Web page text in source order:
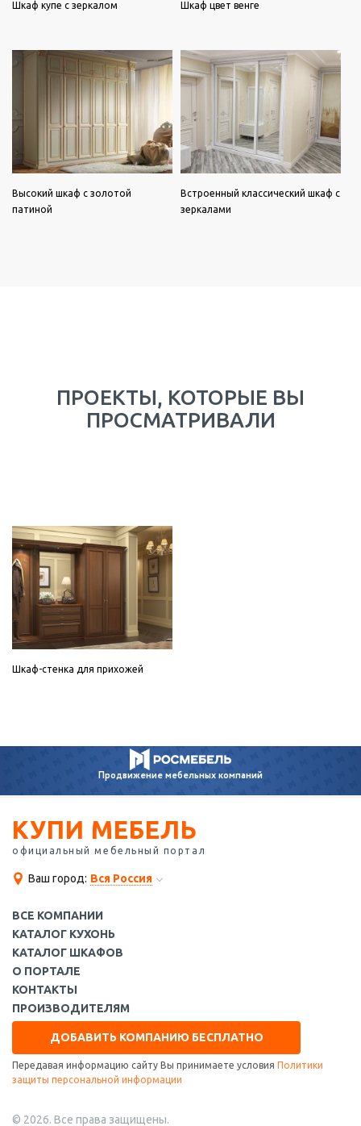
Шкаф купе с зеркалом Шкаф цвет венге
Высокий шкаф с золотой
патиной
Встроенный классический шкаф с
зеркалами
ПРОЕКТЫ, КОТОРЫЕ ВЫ
ПРОСМАТРИВАЛИ
Шкаф-стенка для прихожей
Продвижениемебельных компаний
КУПИ МЕБЕЛЬ
официальный мебельный портал
Ваш город: Вся Россия
ВСЕ КОМПАНИИ
КАТАЛОГ КУХОНЬ
КАТАЛОГ ШКАФОВ
О ПОРТАЛЕ
КОНТАКТЫ
ПРОИЗВОДИТЕЛЯМ
ДОБАВИТЬ КОМПАНИЮ БЕСПЛАТНО
Передавая информацию сайту Вы принимаете условия Политики
защиты персональной информации
© 2026. Все права защищены.